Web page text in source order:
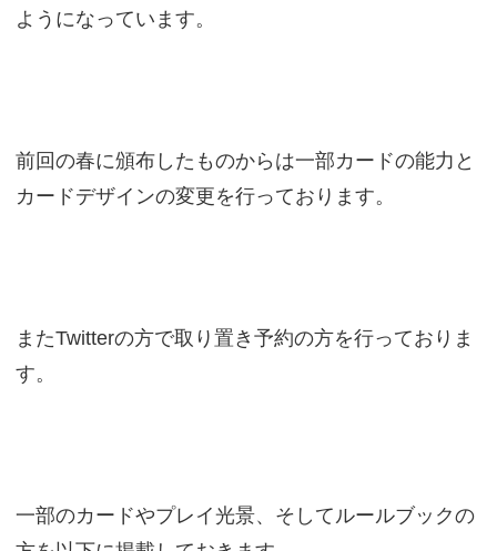
ようになっています。
前回の春に頒布したものからは一部カードの能力と
カードデザインの変更を行っております。
またTwitterの方で取り置き予約の方を行っておりま
す。
一部のカードやプレイ光景、そしてルールブックの